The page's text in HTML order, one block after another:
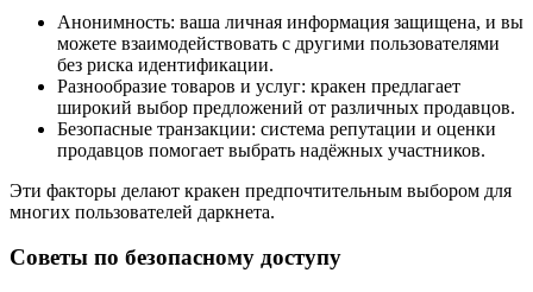
Анонимность: ваша личная информация защищена, и вы
можете взаимодействовать с другими пользователями
без риска идентификации.
Разнообразие товаров и услуг: кракен предлагает
широкий выбор предложений от различных продавцов.
Безопасные транзакции: система репутации и оценки
продавцов помогает выбрать надёжных участников.
Эти факторы делают кракен предпочтительным выбором для
многих пользователей даркнета.
Советы по безопасному доступу